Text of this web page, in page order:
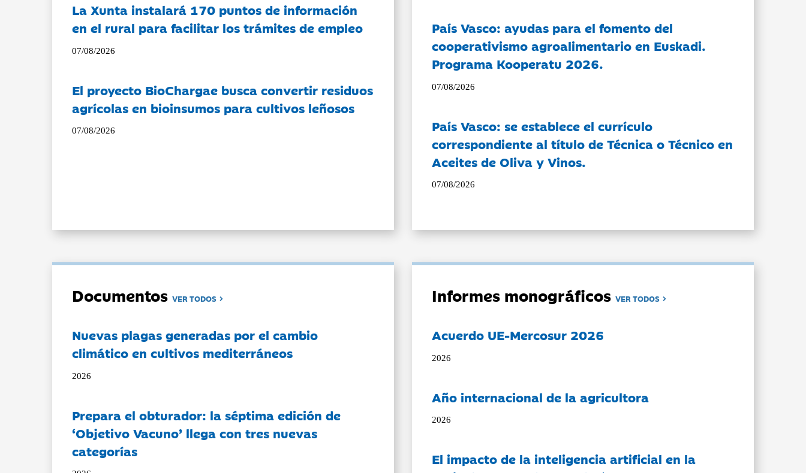
La Xunta instalará 170 puntos de información
en el rural para facilitar los trámites de empleo
07/08/2026
El proyecto BioChargae busca convertir residuos
agrícolas en bioinsumos para cultivos leñosos
07/08/2026
País Vasco: ayudas para el fomento del
cooperativismo agroalimentario en Euskadi.
Programa Kooperatu 2026.
07/08/2026
País Vasco: se establece el currículo
correspondiente al título de Técnica o Técnico en
Aceites de Oliva y Vinos.
07/08/2026
DocumentosVER TODOS
Nuevas plagas generadas por el cambio
climático en cultivos mediterráneos
2026
Prepara el obturador: la séptima edición de
‘Objetivo Vacuno’ llega con tres nuevas
categorías
Informes monográficosVER TODOS
Acuerdo UE-Mercosur 2026
2026
Año internacional de la agricultora
2026
El impacto de la inteligencia artificial en la